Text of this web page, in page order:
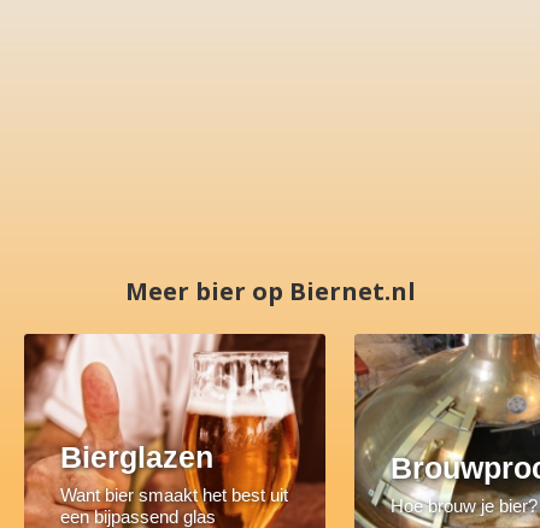
Meer bier op Biernet.nl
Bierglazen
Want bier smaakt het best uit
een bijpassend glas
Hoe brouw je bier?